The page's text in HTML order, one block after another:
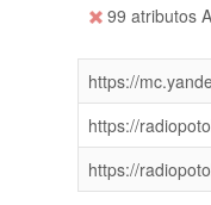
99 atributos
https://
https://
https://